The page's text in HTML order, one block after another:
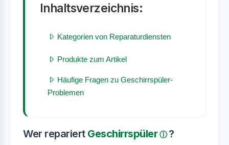
Inhaltsverzeichnis:
Kategorien von Reparaturdiensten
Produkte zum Artikel
Häufige Fragen zu Geschirrspüler-
Problemen
Wer repariert Geschirrspüler ?